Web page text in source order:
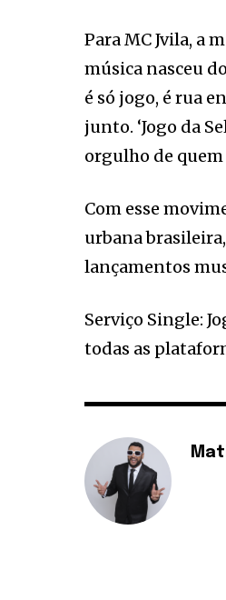
Para MC Jvila, a
música nasceu
é só jogo, é rua
junto. ‘Jogo da
orgulho de quem
Com esse
urbana
lançamentos
Serviço Single:
todas as